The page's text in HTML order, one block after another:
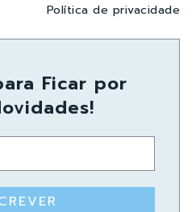
Política de privacidade
Ficar por